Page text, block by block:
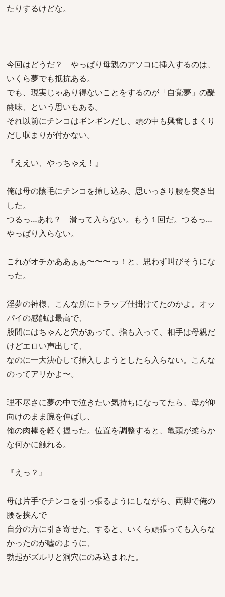
たりするけどな。
今回はどうだ？ やっぱり母親のアソコに挿入するのは、
いくら夢でも抵抗ある。
でも、現実じゃあり得ないことをするのが「自覚夢」の醍
醐味、という思いもある。
それ以前にチンコはギンギンだし、頭の中も興奮しまくり
だし収まりが付かない。
『ええい、やっちゃえ！』
俺は母の陰毛にチンコを挿し込み、思いっきり腰を突き出
した。
つるっ…あれ？ 滑って入らない。もう１回だ。つるっ…
やっぱり入らない。
これがオチかああぁぁ〜〜〜っ！と、思わず叫びそうにな
った。
淫夢の神様、こんな所にトラップ仕掛けてたのかよ。オッ
パイの感触は最高で、
股間にはちゃんと穴があって、指も入って、相手は母親だ
けどエロい声出して、
なのに一大決心して挿入しようとしたら入らない。こんな
のってアリかよ〜。
理不尽さに夢の中で泣きたい気持ちになってたら、母が仰
向けのまま腕を伸ばし、
俺の肉棒を軽く握った。位置を調整すると、亀頭が柔らか
な何かに触れる。
『えっ？』
母は片手でチンコを引っ張るようにしながら、両脚で俺の
腰を挟んで
自分の方に引き寄せた。すると、いくら頑張っても入らな
かったのが嘘のように、
勃起がズルリと洞穴にのみ込まれた。